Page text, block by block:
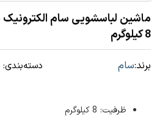
8 کیلوگرم
برند:سام دسته‌بندی:
ظرفیت: 8 کیلوگرم